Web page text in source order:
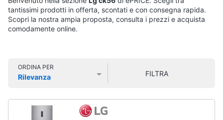
e
Home
Cinema
home
tantissimi prodotti in offerta, scontati e con consegna rapida.
Scopri la nostra ampia proposta, consulta i prezzi e acquista
comodamente online.
ORDINA PER
Rilevanza
FILTRA